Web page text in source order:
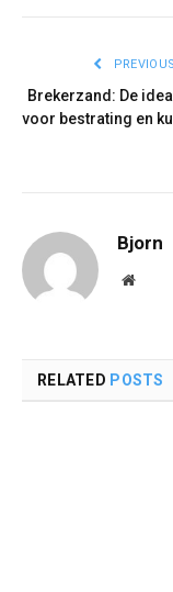
Brekerzand: De
voor bestrating en
Bjorn
RELATED POSTS